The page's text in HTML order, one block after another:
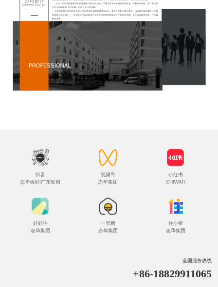
抖音
志华板材|广东欣创
视频号
志华集团
小红书
CHIWAH
好好住
志华集团
一兜糖
志华集团
住小帮
志华集团
全国服务热线
+86-18829911065